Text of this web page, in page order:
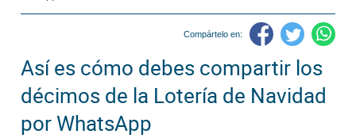
Compártelo en:
Así es cómo debes compartir los
décimos de la Lotería de Navidad
por WhatsApp